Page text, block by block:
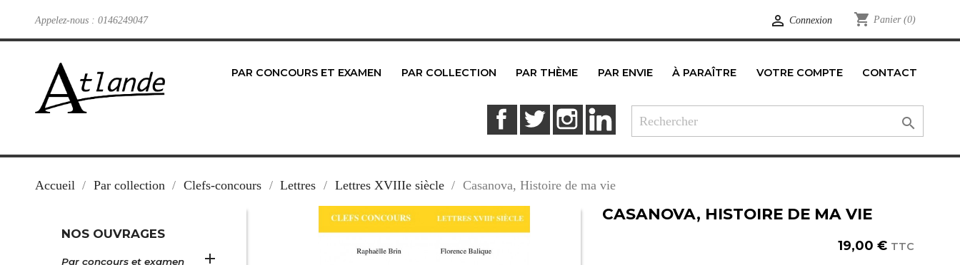
Appelez-nous : 0146249047  Connexion shopping_cart Panier (0)
PAR CONCOURS ET EXAMEN PAR COLLECTION PAR THÈME PAR ENVIE À PARAÎTRE VOTRE COMPTE CONTACT
FacebookTwitter Instagram

Accueil Par collection Clefs-concours Lettres Lettres XVIIIe siècle Casanova, Histoire de ma vie
NOS OUVRAGES
Par concours et examen 
CASANOVA, HISTOIRE DE MA VIE
19,00 € TTC